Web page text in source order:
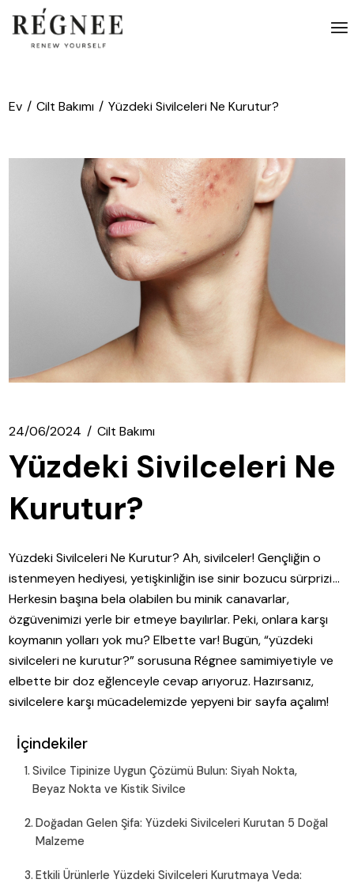
atla
Ev Cilt Bakımı Yüzdeki Sivilceleri Ne Kurutur?
24/06/2024 Cilt Bakımı
Yüzdeki Sivilceleri Ne
Kurutur?
Yüzdeki Sivilceleri Ne Kurutur? Ah, sivilceler! Gençliğin o
istenmeyen hediyesi, yetişkinliğin ise sinir bozucu sürprizi…
Herkesin başına bela olabilen bu minik canavarlar,
özgüvenimizi yerle bir etmeye bayılırlar. Peki, onlara karşı
koymanın yolları yok mu? Elbette var! Bugün, “yüzdeki
sivilceleri ne kurutur?” sorusuna Régnee samimiyetiyle ve
elbette bir doz eğlenceyle cevap arıyoruz. Hazırsanız,
sivilcelere karşı mücadelemizde yepyeni bir sayfa açalım!
İçindekiler
Sivilce Tipinize Uygun Çözümü Bulun: Siyah Nokta,
Beyaz Nokta ve Kistik Sivilce
Doğadan Gelen Şifa: Yüzdeki Sivilceleri Kurutan 5 Doğal
Malzeme
Etkili Ürünlerle Yüzdeki Sivilceleri Kurutmaya Veda: